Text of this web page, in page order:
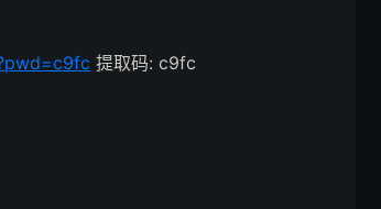
提取码: c9fc